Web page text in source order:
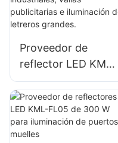
almacenamiento
Proveedor de
reflector LED KML-
FL05 de 240 W,
adecuado para
plantas
industriales, vallas